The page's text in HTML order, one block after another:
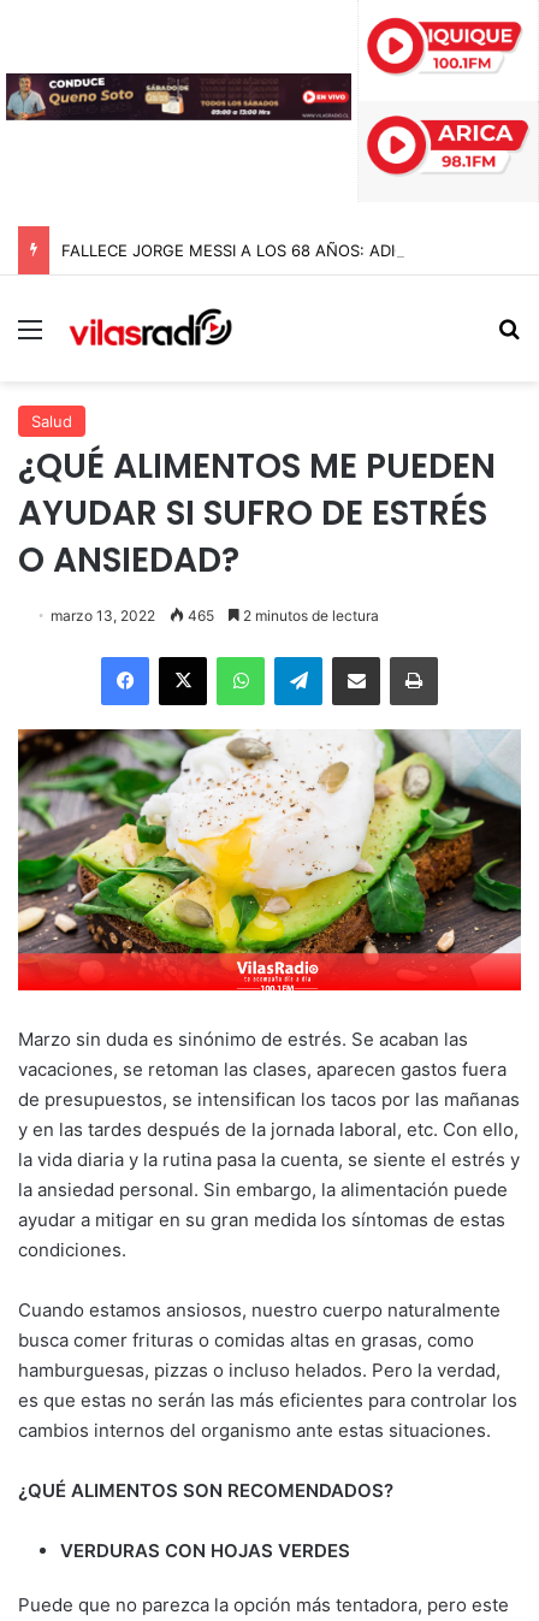
Menú
Salud
¿QUÉ ALIMENTOS ME PUEDEN
AYUDAR SI SUFRO DE ESTRÉS
O ANSIEDAD?
marzo 13, 2022 465 2 minutos de lectura
Facebook
X WhatsAppTelegramEnviar vía email Imprimir
Marzo sin duda es sinónimo de estrés. Se acaban las
vacaciones, se retoman las clases, aparecen gastos fuera
de presupuestos, se intensifican los tacos por las mañanas
y en las tardes después de la jornada laboral, etc. Con ello,
la vida diaria y la rutina pasa la cuenta, se siente el estrés y
la ansiedad personal. Sin embargo, la alimentación puede
ayudar a mitigar en su gran medida los síntomas de estas
condiciones.
Cuando estamos ansiosos, nuestro cuerpo naturalmente
busca comer frituras o comidas altas en grasas, como
hamburguesas, pizzas o incluso helados. Pero la verdad,
es que estas no serán las más eficientes para controlar los
cambios internos del organismo ante estas situaciones.
¿QUÉ ALIMENTOS SON RECOMENDADOS?
VERDURAS CON HOJAS VERDES
Puede que no parezca la opción más tentadora, pero este